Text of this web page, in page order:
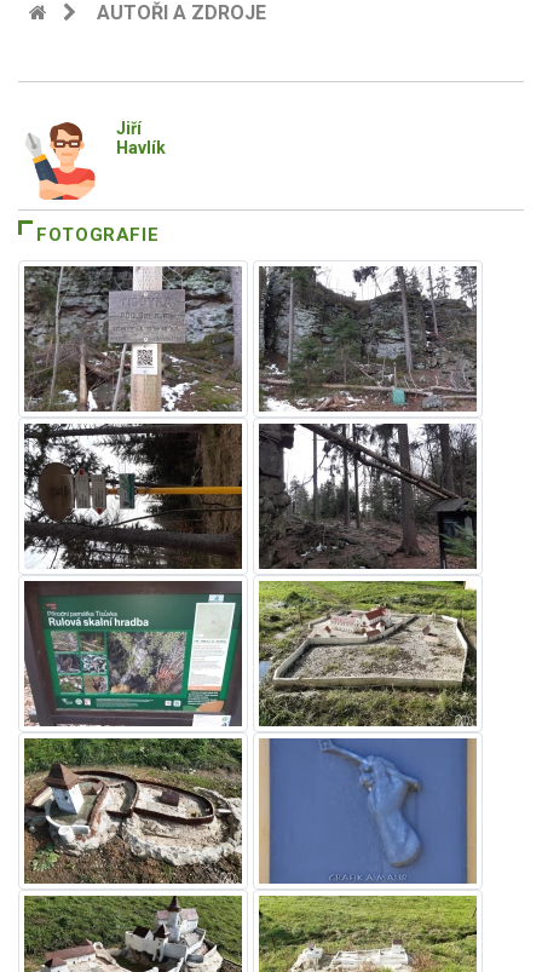
AUTOŘI A ZDROJE
Jiří
Havlík
FOTOGRAFIE